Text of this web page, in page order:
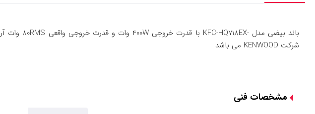
شرکت KENWOOD می باشد
مشخصات فنی